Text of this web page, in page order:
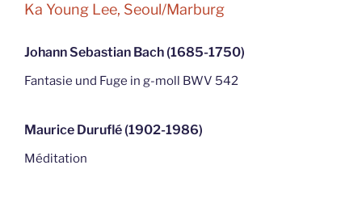
Ka Young Lee, Seoul/Marburg
Johann Sebastian Bach (1685-1750)
Fantasie und Fuge in g-moll BWV 542
Maurice Duruflé (1902-1986)
Méditation